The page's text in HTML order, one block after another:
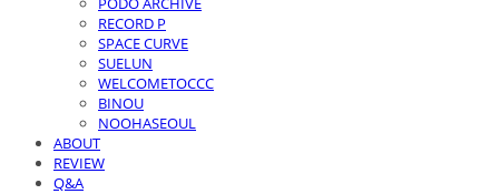
RECORD P
SPACE CURVE
SUELUN
WELCOMETOCCC
BINOU
NOOHASEOUL
ABOUT
REVIEW
Q&A